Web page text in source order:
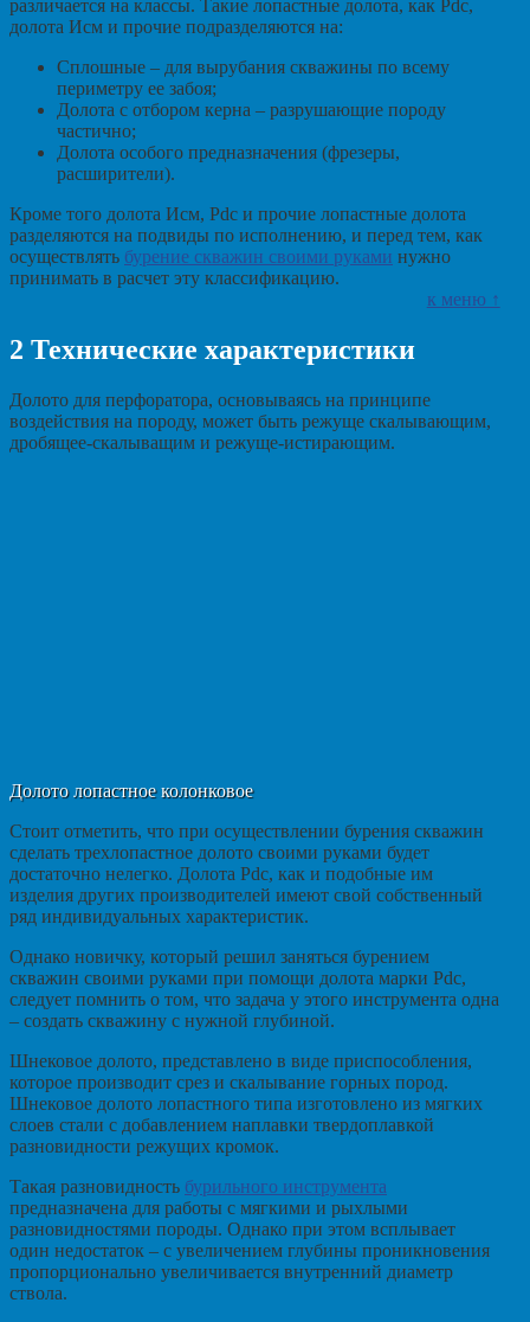
различается на классы. Такие лопастные долота, как Pdc,
долота Исм и прочие подразделяются на:
Сплошные – для вырубания скважины по всему
периметру ее забоя;
Долота с отбором керна – разрушающие породу
частично;
Долота особого предназначения (фрезеры,
расширители).
Кроме того долота Исм, Pdc и прочие лопастные долота
разделяются на подвиды по исполнению, и перед тем, как
осуществлять бурение скважин своими руками нужно
принимать в расчет эту классификацию.
к меню ↑
2 Технические характеристики
Долото для перфоратора, основываясь на принципе
воздействия на породу, может быть режуще скалывающим,
дробящее-скалыващим и режуще-истирающим.
Долото лопастное колонковое
Стоит отметить, что при осуществлении бурения скважин
сделать трехлопастное долото своими руками будет
достаточно нелегко. Долота Pdc, как и подобные им
изделия других производителей имеют свой собственный
ряд индивидуальных характеристик.
Однако новичку, который решил заняться бурением
скважин своими руками при помощи долота марки Pdc,
следует помнить о том, что задача у этого инструмента одна
– создать скважину с нужной глубиной.
Шнековое долото, представлено в виде приспособления,
которое производит срез и скалывание горных пород.
Шнековое долото лопастного типа изготовлено из мягких
слоев стали с добавлением наплавки твердоплавкой
разновидности режущих кромок.
Такая разновидность бурильного инструмента
предназначена для работы с мягкими и рыхлыми
разновидностями породы. Однако при этом всплывает
один недостаток – с увеличением глубины проникновения
пропорционально увеличивается внутренний диаметр
ствола.